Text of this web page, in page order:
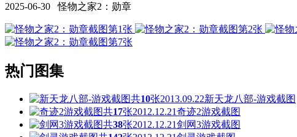
2025-06-30 怪物之家2：勋章
热门图集
共10张2013.09.22新天龙八部-游戏截图
共17张2012.12.21奇迹2游戏截图
共38张2012.12.21剑网3游戏截图